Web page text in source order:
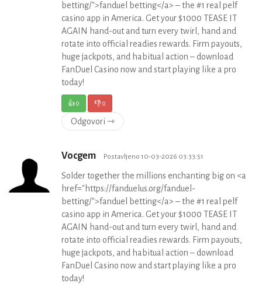
betting/">fanduel betting</a> – the #1 real pelf
casino app in America. Get your $1000 TEASE IT
AGAIN hand-out and turn every twirl, hand and
rotate into official readies rewards. Firm payouts,
huge jackpots, and habitual action – download
FanDuel Casino now and start playing like a pro
today!
👍0 👎0
Odgovori ⇾
Vocgem Postavljeno 10-03-2026 03:33:51
Solder together the millions enchanting big on <a
href="https://fanduelus.org/fanduel-
betting/">fanduel betting</a> – the #1 real pelf
casino app in America. Get your $1000 TEASE IT
AGAIN hand-out and turn every twirl, hand and
rotate into official readies rewards. Firm payouts,
huge jackpots, and habitual action – download
FanDuel Casino now and start playing like a pro
today!